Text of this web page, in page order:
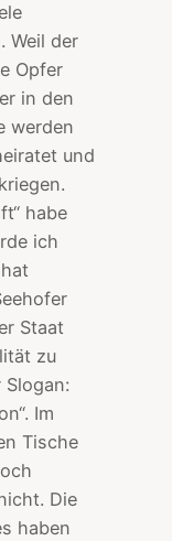
Weil der
Opfer
in den
werden
und
habe
ich
Staat
zu
Slogan:
Im
Tische
Die
haben